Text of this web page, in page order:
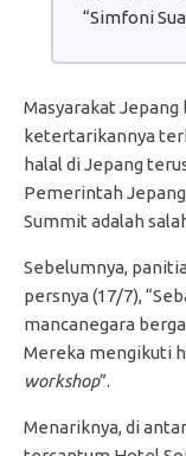
“Simfoni
Masyarakat
ketertarikannya
halal di Jepang
Pemerintah
Summit adalah
Sebelumnya,
persnya (17/7),
mancanegara
Mereka mengikuti
workshop”.
Menariknya, di